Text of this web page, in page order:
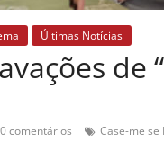
Últimas Notícias
de
0 comentários Case-me se